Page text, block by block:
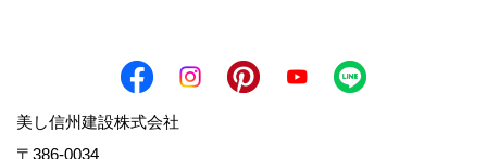
美し信州建設株式会社
〒386-0034